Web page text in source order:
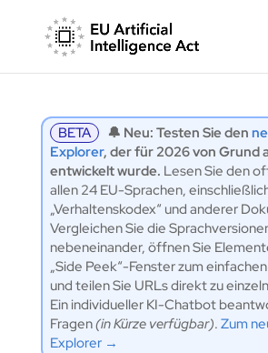
BETA 🔔 Neu: Testen Sie den
Explorer, der für 2026 von Grund
entwickelt wurde. Lesen Sie den
allen 24 EU-Sprachen,
„Verhaltenskodex“ und anderer
Vergleichen Sie die
nebeneinander, öffnen Sie
„Side Peek“-Fenster zum
und teilen Sie URLs direkt zu
Ein individueller KI-Chatbot
Fragen(in Kürze verfügbar). Zum
Explorer →